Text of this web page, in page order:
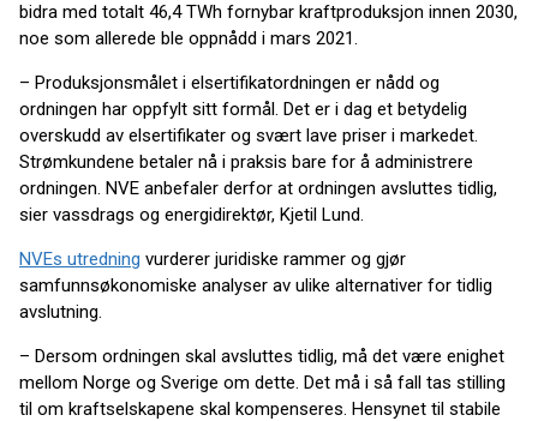
bidra med totalt 46,4 TWh fornybar kraftproduksjon innen 2030,
noe som allerede ble oppnådd i mars 2021.
– Produksjonsmålet i elsertifikatordningen er nådd og
ordningen har oppfylt sitt formål. Det er i dag et betydelig
overskudd av elsertifikater og svært lave priser i markedet.
Strømkundene betaler nå i praksis bare for å administrere
ordningen. NVE anbefaler derfor at ordningen avsluttes tidlig,
sier vassdrags og energidirektør, Kjetil Lund.
NVEs utredning vurderer juridiske rammer og gjør
samfunnsøkonomiske analyser av ulike alternativer for tidlig
avslutning.
– Dersom ordningen skal avsluttes tidlig, må det være enighet
mellom Norge og Sverige om dette. Det må i så fall tas stilling
til om kraftselskapene skal kompenseres. Hensynet til stabile